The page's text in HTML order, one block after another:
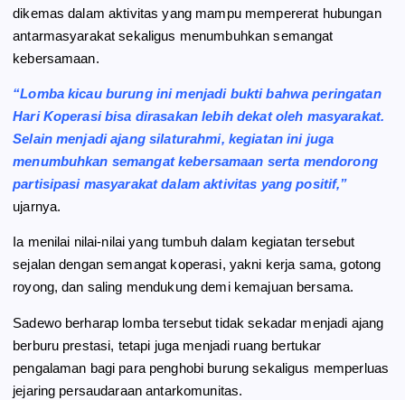
dikemas dalam aktivitas yang mampu mempererat hubungan
antarmasyarakat sekaligus menumbuhkan semangat
kebersamaan.
“Lomba kicau burung ini menjadi bukti bahwa peringatan
Hari Koperasi bisa dirasakan lebih dekat oleh masyarakat.
Selain menjadi ajang silaturahmi, kegiatan ini juga
menumbuhkan semangat kebersamaan serta mendorong
partisipasi masyarakat dalam aktivitas yang positif,”
ujarnya.
Ia menilai nilai-nilai yang tumbuh dalam kegiatan tersebut
sejalan dengan semangat koperasi, yakni kerja sama, gotong
royong, dan saling mendukung demi kemajuan bersama.
Sadewo berharap lomba tersebut tidak sekadar menjadi ajang
berburu prestasi, tetapi juga menjadi ruang bertukar
pengalaman bagi para penghobi burung sekaligus memperluas
jejaring persaudaraan antarkomunitas.